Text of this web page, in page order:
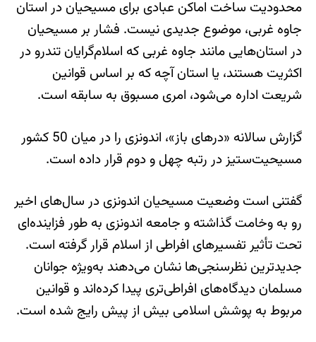
محدودیت ساخت اماکن عبادی برای مسیحیان در استان
جاوه غربی، موضوع جدیدی نیست. فشار بر مسیحیان
در استان‌هایی مانند جاوه غربی که اسلام‌گرایان تندرو در
اکثریت هستند، یا استان آچه که بر اساس قوانین
شریعت اداره می‌شود، امری مسبوق به سابقه است.
گزارش سالانه «درهای باز»، اندونزی را در میان 50 کشور
مسیحیت‌ستیز در رتبه چهل و دوم قرار داده است.
گفتنی است وضعیت مسیحیان اندونزی در سال‌های اخیر
رو به وخامت گذاشته و جامعه اندونزی به طور فزاینده‌ای
تحت تأثیر تفسیرهای افراطی از اسلام قرار گرفته است.
جدیدترین نظرسنجی‌ها نشان می‌دهند به‌ویژه جوانان
مسلمان دیدگاه‌های افراطی‌تری پیدا کرده‌اند و قوانین
مربوط به پوشش اسلامی بیش از پیش رایج شده است.